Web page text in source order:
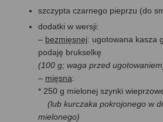
szczypta czarnego pieprzu (do
dodatki w wersji:
– bezmięsnej: ugotowana kasza
podaję brukselkę
(100 g; waga przed
– mięsna:
* 250 g mielonej szynki
(lub kurczaka pokrojonego w
mielonego)